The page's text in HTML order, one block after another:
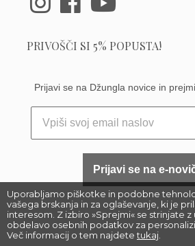
Uporabljamo piškotke in podobne
vašega brskanja in za oglaševanje, ki je
interesom. Z izbiro »Sprejmi« se strinjate
obdelavo osebnih podatkov za
Več informacij o tem najdetetukaj
PRIVOŠČI SI 5% POPUSTA!
Prijavi se na Džungla novice in
Prijavi se na e-